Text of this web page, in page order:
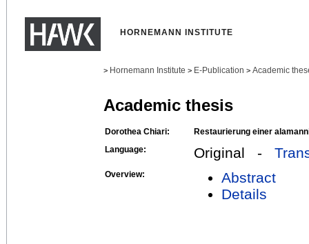
HORNEMANN INSTITUTE
> Hornemann Institute > E-Publication > Academic
Academic thesis
Dorothea Chiari:
Restaurierung einer
Language:
Original -
Overview:
Abstract
Details